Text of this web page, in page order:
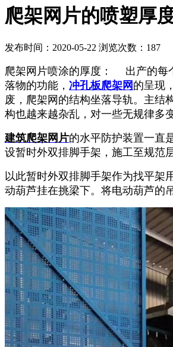
爬架网片的喷塑厚
发布时间：2020-05-22 浏览次数： 187
爬架网片喷涂的厚度： 出产的每
落物的功能， 冲孔板爬架网 的呈现
废，爬架网的结构坐落导轨。主结
构也越来越杂乱，对一些无规律多
建筑爬架网片的水平防护装置一直
设暂时外双排脚手架，施工至规范层
以此暂时外双排脚手架作为找平架
动葫芦挂在挑梁下。将电动葫芦的